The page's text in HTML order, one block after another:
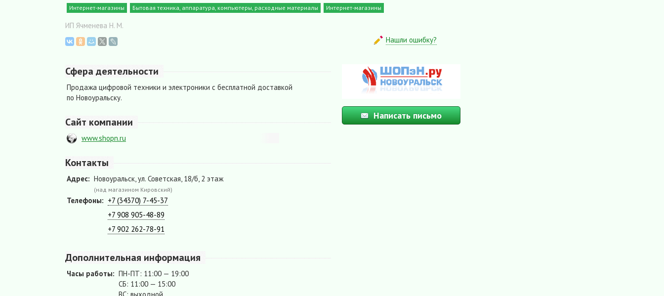
Интернет-магазины Бытовая техника, аппаратура, компьютеры, расходные материалы Интернет-магазины
ИП Ячменева Н. М.
Нашли ошибку?
Сфера деятельности
Продажа цифровой техники и электроники с бесплатной доставкой
по Новоуральску.
Сайт компании
www.shopn.ru
Контакты
Адрес: Новоуральск, ул. Советская, 18/б, 2 этаж
(над магазином Кировский)
Телефоны: +7 (34370) 7-45-37
+7 908 905-48-89
+7 902 262-78-91
Дополнительная информация
Часы работы: ПН-ПТ: 11:00 — 19:00
СБ: 11:00 — 15:00
Написать письмо